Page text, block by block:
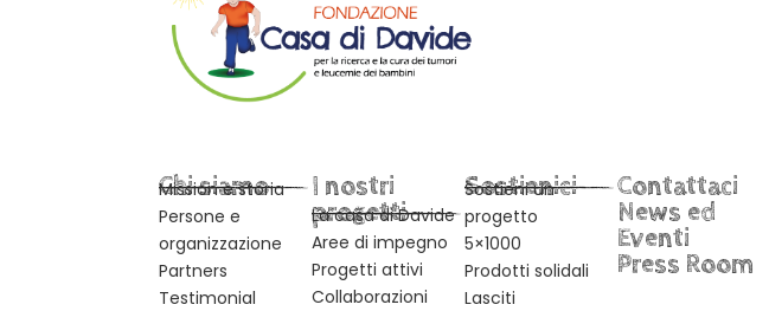
Chi siamo
Mission e storia
Persone e
organizzazione
Partners
Testimonial
I nostri
progetti
La casa di Davide
Aree di impegno
Progetti attivi
Collaborazioni
Sostienici
Sostieni un
progetto
5×1000
Prodotti solidali
Lasciti
Contattaci
News ed
Eventi
Press Room